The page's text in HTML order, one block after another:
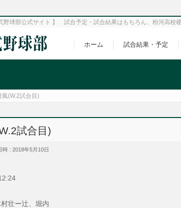
球部公式サイト 】 試合予定・試合結果はもちろん、粉河高校
ホーム 試合結果・予定
(W.2試合目)
試合目)
時 : 2018年5月10日
壮ー辻、堀内